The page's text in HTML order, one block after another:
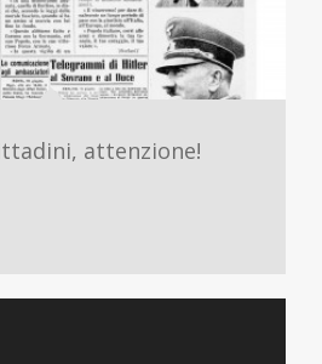
attenzione!